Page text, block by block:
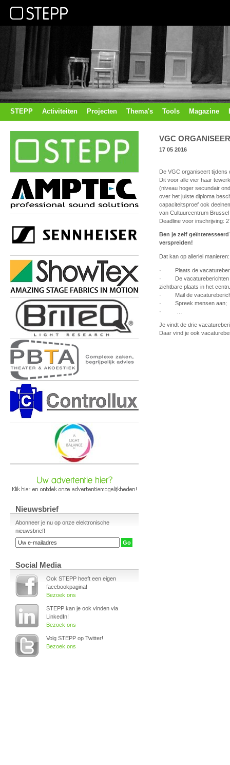
STEPP Activiteiten Projecten Thema's Tools Magazine
Nieuwsbrief
Abonneer je nu op onze elektronische
nieuwsbrief!
Social Media
Ook STEPP heeft een eigen
facebookpagina!
Bezoek ons
STEPP kan je ook vinden via
LinkedIn!
Bezoek ons
Volg STEPP op Twitter!
Bezoek ons
VGC
17 05 2016
De VGC organiseert
Dit voor alle vier haar
(niveau hoger secundair
over het juiste diploma
capaciteitsproef ook
van Cultuurcentrum
Deadline voor inschrijving:
Ben je zelf
verspreiden!
Dat kan op allerlei manieren:
· Plaats de
· De vacatureberichten
zichtbare plaats in het
· Mail de
· Spreek mensen aan;
· …
Je vindt de drie
Daar vind je ook